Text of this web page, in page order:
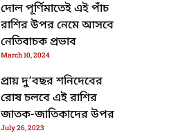
দোল পূর্ণিমাতেই এই পাঁচ
রাশির উপর নেমে আসবে
নেতিবাচক প্রভাব
March 10, 2024
প্রায় দু’বছর শনিদেবের
রোষ চলবে এই রাশির
জাতক-জাতিকাদের উপর
July 26, 2023